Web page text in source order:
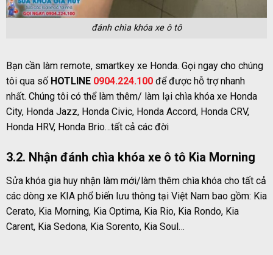
đánh chìa khóa xe ô tô
Bạn cần làm remote, smartkey xe Honda. Gọi ngay cho chúng
tôi qua số HOTLINE 0904.224.100 để được hỗ trợ nhanh
nhất. Chúng tôi có thể làm thêm/ làm lại chìa khóa xe Honda
City, Honda Jazz, Honda Civic, Honda Accord, Honda CRV,
Honda HRV, Honda Brio…tất cả các đời
3.2. Nhận đánh chìa khóa xe ô tô Kia Morning
Sửa khóa gia huy nhận làm mới/làm thêm chìa khóa cho tất cả
các dòng xe KIA phổ biến lưu thông tại Việt Nam bao gồm: Kia
Cerato, Kia Morning, Kia Optima, Kia Rio, Kia Rondo, Kia
Carent, Kia Sedona, Kia Sorento, Kia Soul…